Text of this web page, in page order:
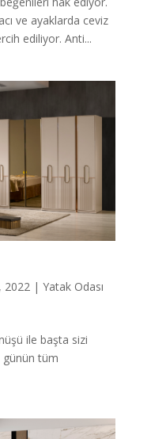
ve ayaklarda ceviz
ediliyor. Anti...
2022 | Yatak Odası
ile başta sizi
günün tüm